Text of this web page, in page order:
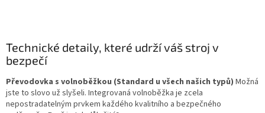
Technické detaily, které udrží váš stroj v
bezpečí
Převodovka s volnoběžkou (Standard u všech našich typů) Možná
jste to slovo už slyšeli. Integrovaná volnoběžka je zcela
nepostradatelným prvkem každého kvalitního a bezpečného